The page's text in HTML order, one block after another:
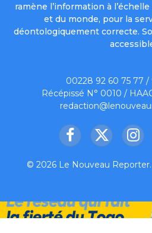
ramène l’information à
et du monde, pour la
déontologiquement correcte.
00228 92 60 75 77 /
Récépissé N° 0010 /
Facebook
X
© 2026 Le Nouveau